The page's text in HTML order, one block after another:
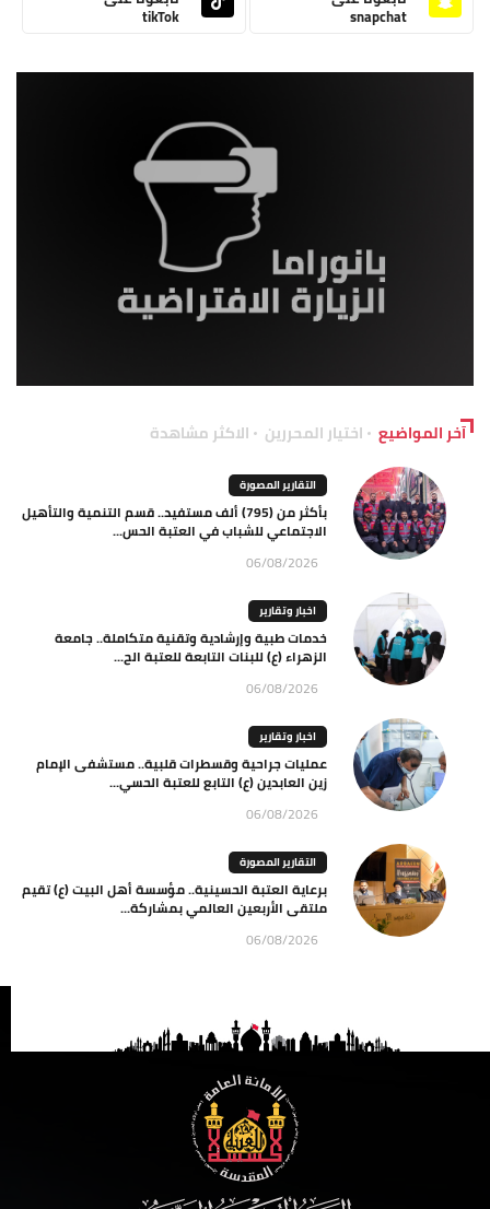
snapchat
tikTok
آخر المواضيع اختيار المحررين الاكثر مشاهدة
التقارير المصورة
بأكثر من (795) ألف مستفيد.. قسم التنمية والتأهيل
الاجتماعي للشباب في العتبة الحس...
06/08/2026
اخبار وتقارير
خدمات طبية وإرشادية وتقنية متكاملة.. جامعة
الزهراء (ع) للبنات التابعة للعتبة الح...
06/08/2026
اخبار وتقارير
عمليات جراحية وقسطرات قلبية.. مستشفى الإمام
زين العابدين (ع) التابع للعتبة الحسي...
06/08/2026
التقارير المصورة
برعاية العتبة الحسينية.. مؤسسة أهل البيت (ع) تقيم
ملتقى الأربعين العالمي بمشاركة...
06/08/2026